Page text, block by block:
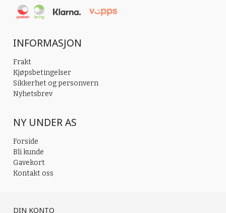
INFORMASJON
Frakt
Kjøpsbetingelser
Sikkerhet og personvern
Nyhetsbrev
NY UNDER AS
Forside
Bli kunde
Gavekort
Kontakt oss
DIN KONTO